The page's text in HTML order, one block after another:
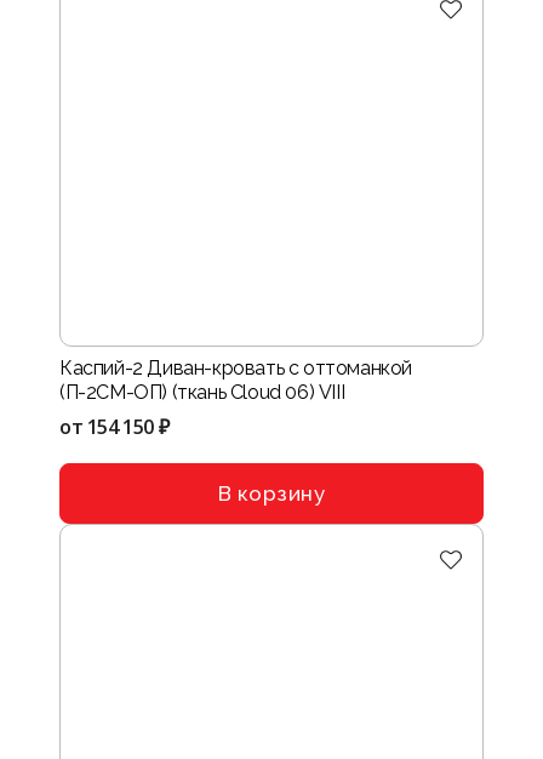
Каспий-2 Диван-кровать с оттоманкой
(П-2СМ-ОП) (ткань Cloud 06) VIII
от 154 150 ₽
В корзину